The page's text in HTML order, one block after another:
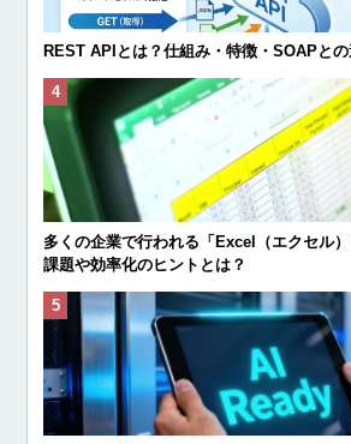
REST APIとは？仕組み・特徴・SOAPと
多くの企業で行われる「Excel（エクセル）
課題や効率化のヒントとは？